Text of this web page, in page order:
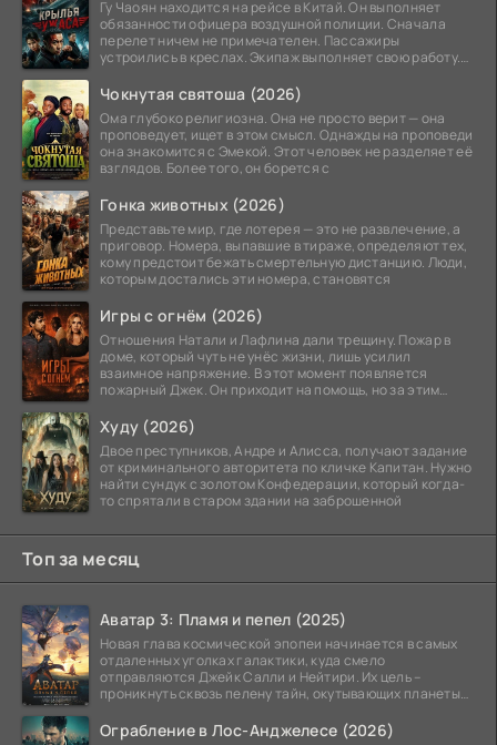
Гу Чаоян находится на рейсе в Китай. Он выполняет
обязанности офицера воздушной полиции. Сначала
перелет ничем не примечателен. Пассажиры
устроились в креслах. Экипаж выполняет свою работу.
Чокнутая святоша (2026)
Ома глубоко религиозна. Она не просто верит — она
проповедует, ищет в этом смысл. Однажды на проповеди
она знакомится с Эмекой. Этот человек не разделяет её
взглядов. Более того, он борется с
Гонка животных (2026)
Представьте мир, где лотерея — это не развлечение, а
приговор. Номера, выпавшие в тираже, определяют тех,
кому предстоит бежать смертельную дистанцию. Люди,
которым достались эти номера, становятся
Игры с огнём (2026)
Отношения Натали и Лафлина дали трещину. Пожар в
доме, который чуть не унёс жизни, лишь усилил
взаимное напряжение. В этот момент появляется
пожарный Джек. Он приходит на помощь, но за этим
Худу (2026)
Двое преступников, Андре и Алисса, получают задание
от криминального авторитета по кличке Капитан. Нужно
найти сундук с золотом Конфедерации, который когда-
то спрятали в старом здании на заброшенной
Топ за месяц
Аватар 3: Пламя и пепел (2025)
Новая глава космической эпопеи начинается в самых
отдаленных уголках галактики, куда смело
отправляются Джейк Салли и Нейтири. Их цель –
проникнуть сквозь пелену тайн, окутывающих планеты
Ограбление в Лос-Анджелесе (2026)